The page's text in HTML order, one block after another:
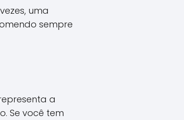
uma
sempre
a
Se você tem